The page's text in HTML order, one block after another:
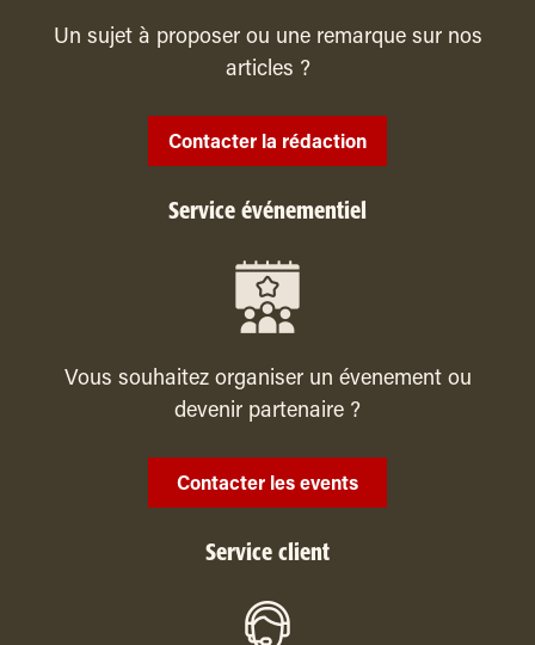
Un sujet à proposer ou une remarque sur nos
articles ?
Contacter la rédaction
Service événementiel
Vous souhaitez organiser un évenement ou
devenir partenaire ?
Contacter les events
Service client